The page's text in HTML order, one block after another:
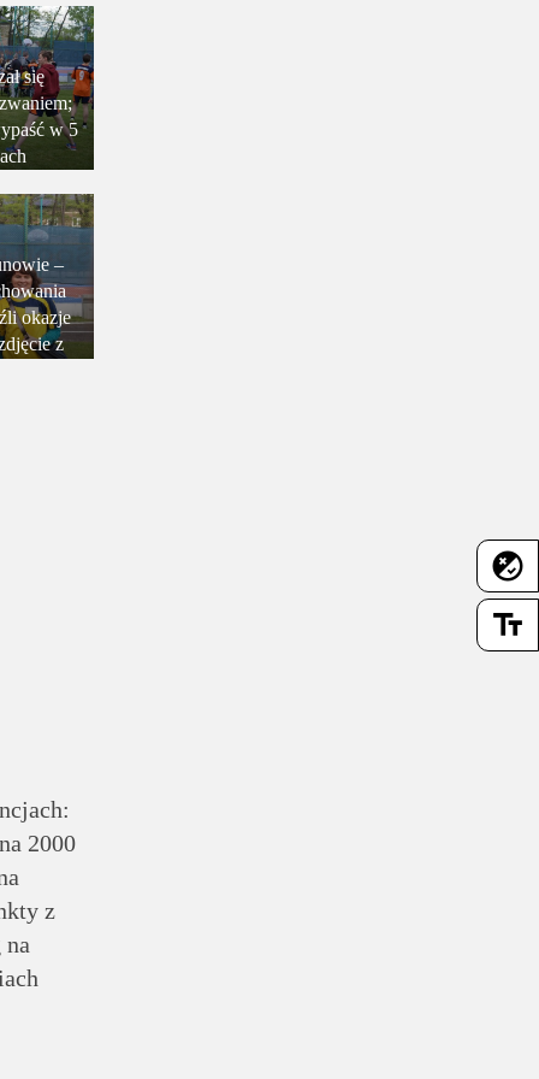
flaky
text_fields
się
w 5
–
okazje
z
2000
z